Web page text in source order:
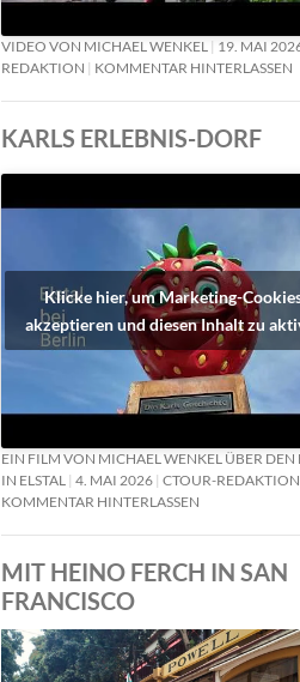
VIDEO VON MICHAEL WENKEL 19. MAI
REDAKTION
KOMMENTAR HINTERLASSEN
KARLS ERLEBNIS-DORF
Klicke hier, um Marketing-
akzeptieren und diesen Inhalt zu
EIN FILM VON MICHAEL WENKEL ÜBER DEN
IN ELSTAL 4. MAI 2026 CTOUR-REDAKTION
KOMMENTAR HINTERLASSEN
MIT HEINO FERCH IN SAN
FRANCISCO